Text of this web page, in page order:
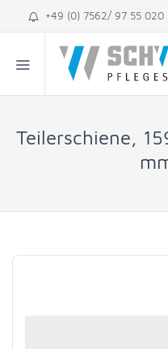
+49 (0) 7562/ 97 55 020
Teilerschiene,